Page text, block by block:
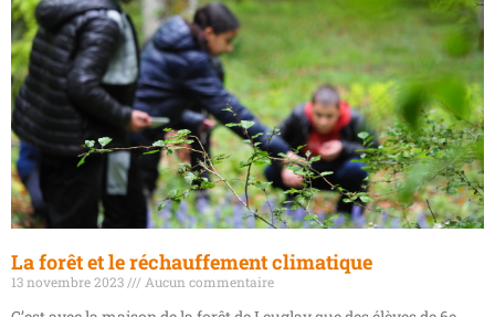
La forêt et le réchauffement climatique
13 novembre 2023 Aucun commentaire